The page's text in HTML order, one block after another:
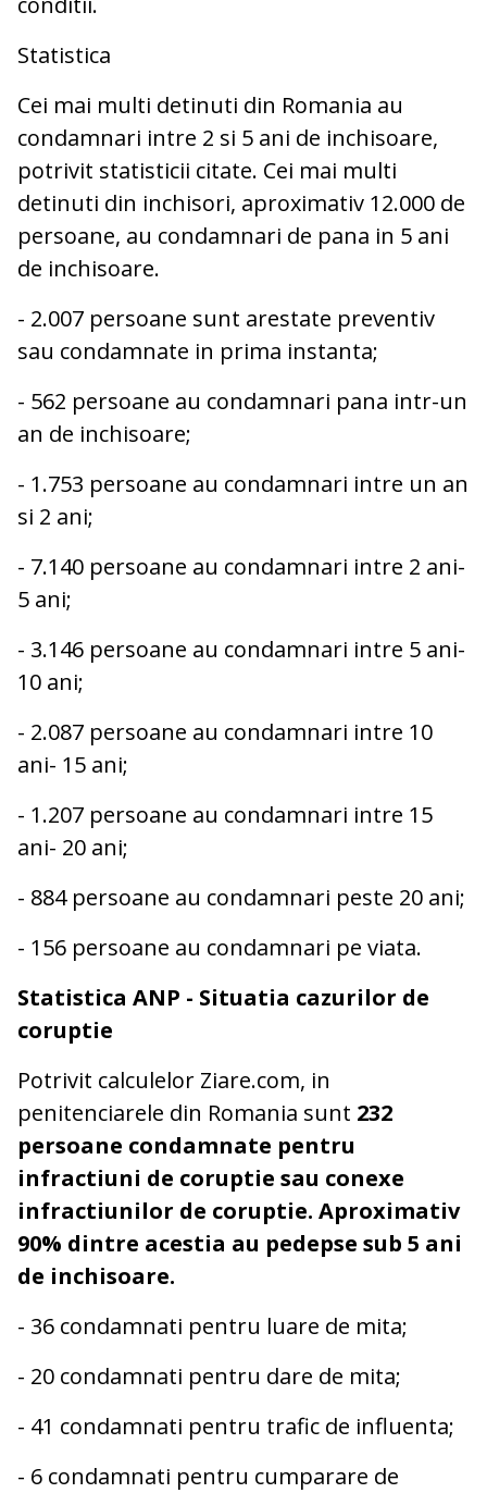
Statistica
Cei mai multi detinuti din Romania au
condamnari intre 2 si 5 ani de inchisoare,
potrivit statisticii citate. Cei mai multi
detinuti din inchisori, aproximativ 12.000 de
persoane, au condamnari de pana in 5 ani
de inchisoare.
- 2.007 persoane sunt arestate preventiv
sau condamnate in prima instanta;
- 562 persoane au condamnari pana intr-un
an de inchisoare;
- 1.753 persoane au condamnari intre un an
si 2 ani;
- 7.140 persoane au condamnari intre 2 ani-
5 ani;
- 3.146 persoane au condamnari intre 5 ani-
10 ani;
- 2.087 persoane au condamnari intre 10
ani- 15 ani;
- 1.207 persoane au condamnari intre 15
ani- 20 ani;
- 884 persoane au condamnari peste 20 ani;
- 156 persoane au condamnari pe viata.
Statistica ANP - Situatia cazurilor de
coruptie
Potrivit calculelor Ziare.com, in
penitenciarele din Romania sunt 232
persoane condamnate pentru
infractiuni de coruptie sau conexe
infractiunilor de coruptie. Aproximativ
90% dintre acestia au pedepse sub 5 ani
de inchisoare.
- 36 condamnati pentru luare de mita;
- 20 condamnati pentru dare de mita;
- 41 condamnati pentru trafic de influenta;
- 6 condamnati pentru cumparare de